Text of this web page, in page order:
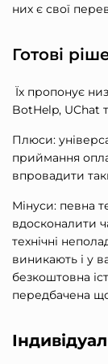
них є свої
Готові
Їх пропонує
BotHelp, UChat
Плюси:
приймання
впровадити
Мінуси: певна
вдосконалити
технічні
виникають і у
безкоштовна
передбачена